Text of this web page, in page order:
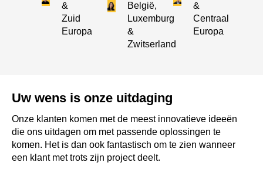
België,
Luxemburg
&
Zwitserland
&
Centraal
Europa
&
Zuid
Europa
Uw wens is onze uitdaging
Onze klanten komen met de meest innovatieve ideeën
die ons uitdagen om met passende oplossingen te
komen. Het is dan ook fantastisch om te zien wanneer
een klant met trots zijn project deelt.